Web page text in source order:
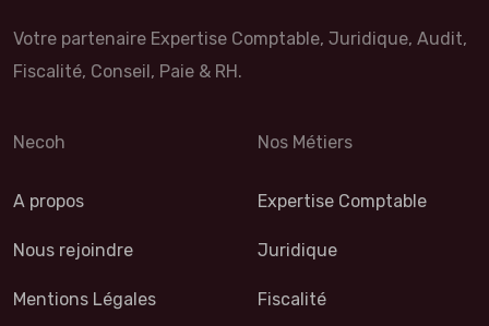
Votre partenaire Expertise Comptable, Juridique, Audit,
Fiscalité, Conseil, Paie & RH.
Necoh
A propos
Nous rejoindre
Mentions Légales
Nos Métiers
Expertise Comptable
Juridique
Fiscalité